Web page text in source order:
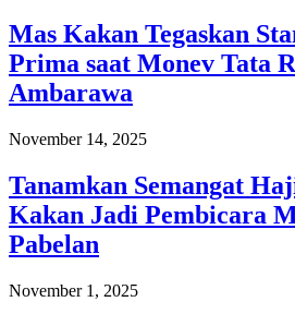
Mas Kakan Tegaskan
Prima saat Monev Tata
Ambarawa
November 14, 2025
Tanamkan Semangat
Kakan Jadi Pembicara
Pabelan
November 1, 2025